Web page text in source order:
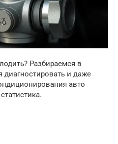
Разбираемся в
диагностировать и даже
авто